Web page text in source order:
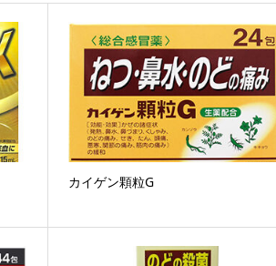
カイゲン顆粒G